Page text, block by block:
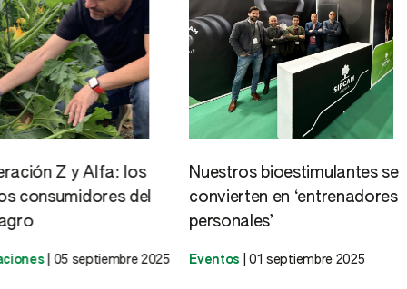
los
del
2025
Nuestros bioestimulantes se
convierten en ‘entrenadores
Eventos|01 septiembre 2025
La
malas